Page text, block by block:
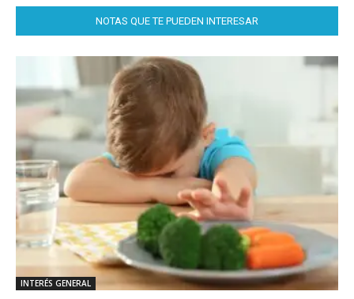
NOTAS QUE TE PUEDEN INTERESAR
INTERÉS GENERAL